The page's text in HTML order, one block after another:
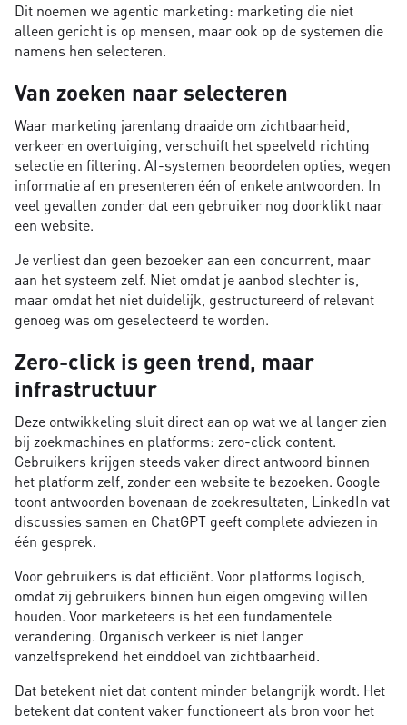
Dit noemen we agentic marketing: marketing die niet
alleen gericht is op mensen, maar ook op de systemen die
namens hen selecteren.
Van zoeken naar selecteren
Waar marketing jarenlang draaide om zichtbaarheid,
verkeer en overtuiging, verschuift het speelveld richting
selectie en filtering. AI-systemen beoordelen opties, wegen
informatie af en presenteren één of enkele antwoorden. In
veel gevallen zonder dat een gebruiker nog doorklikt naar
een website.
Je verliest dan geen bezoeker aan een concurrent, maar
aan het systeem zelf. Niet omdat je aanbod slechter is,
maar omdat het niet duidelijk, gestructureerd of relevant
genoeg was om geselecteerd te worden.
Zero-click is geen trend, maar
infrastructuur
Deze ontwikkeling sluit direct aan op wat we al langer zien
bij zoekmachines en platforms: zero-click content.
Gebruikers krijgen steeds vaker direct antwoord binnen
het platform zelf, zonder een website te bezoeken. Google
toont antwoorden bovenaan de zoekresultaten, LinkedIn vat
discussies samen en ChatGPT geeft complete adviezen in
één gesprek.
Voor gebruikers is dat efficiënt. Voor platforms logisch,
omdat zij gebruikers binnen hun eigen omgeving willen
houden. Voor marketeers is het een fundamentele
verandering. Organisch verkeer is niet langer
vanzelfsprekend het einddoel van zichtbaarheid.
Dat betekent niet dat content minder belangrijk wordt. Het
betekent dat content vaker functioneert als bron voor het